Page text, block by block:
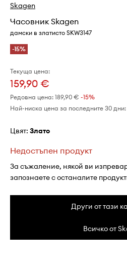
Skagen
Часовник Skagen
дамски в златисто SKW3147
-15%
Текуща цена:
159,90 €
Редовна цена: 189,90 € -15%
Най-ниска цена за последните 30 дни:
Цвят: злато
Недостъпен продукт
За съжаление, някой ви
запознаете с останалите
Други от тази
Всичко от